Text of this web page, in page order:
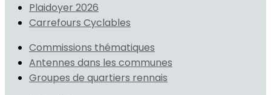
Plaidoyer 2026
Carrefours Cyclables
Commissions thématiques
Antennes dans les communes
Groupes de quartiers rennais